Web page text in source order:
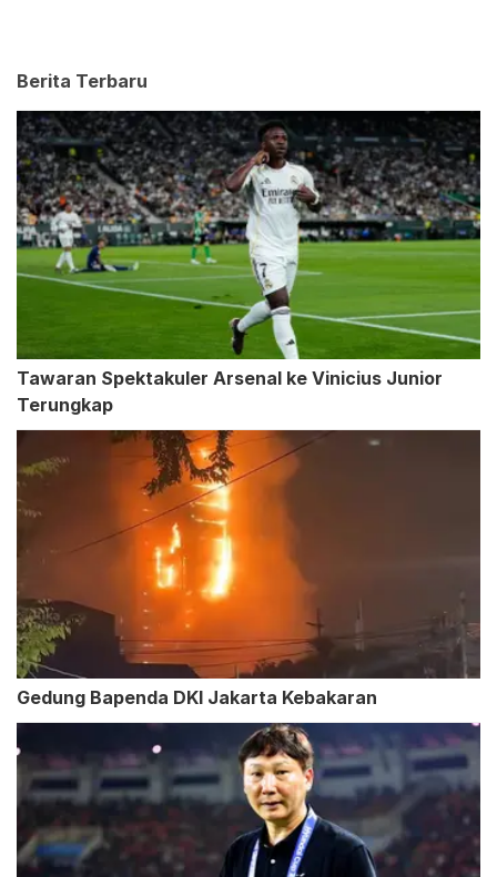
Berita Terbaru
Tawaran Spektakuler Arsenal ke Vinicius Junior
Terungkap
Gedung Bapenda DKI Jakarta Kebakaran